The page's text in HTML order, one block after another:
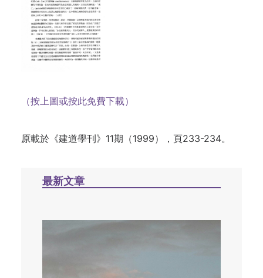
（按上圖或按此免費下載）
原載於《建道學刊》11期（1999），頁233-234。
最新文章